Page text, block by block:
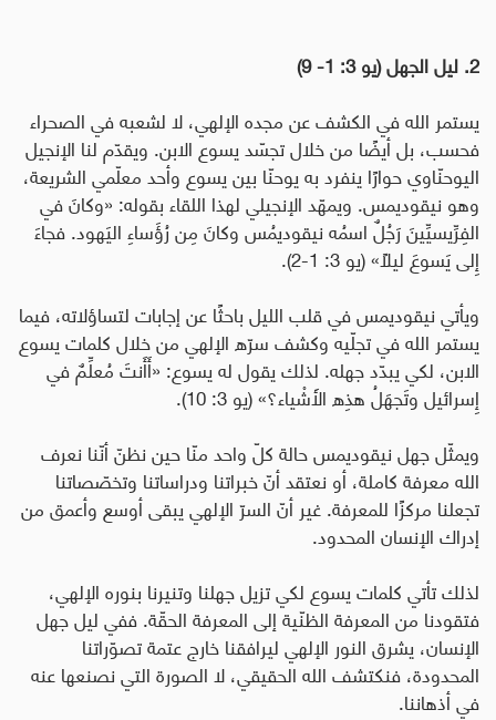
2. ليل الجهل (يو 3: 1- 9)
يستمر الله في الكشف عن مجده الإلهي، لا لشعبه في الصحراء
فحسب، بل أيضًا من خلال تجسّد يسوع الابن. ويقدّم لنا الإنجيل
اليوحنّاوي حوارًا ينفرد به يوحنّا بين يسوع وأحد معلّمي الشريعة،
وهو نيقوديمس. ويمهّد الإنجيلي لهذا اللقاء بقوله: «وكانَ في
الفِرِّيسيِّينَ رَجُلٌ اسمُه نيقوديمُس وكانَ مِن رُؤَساءِ اليَهود. فجاءَ
إِلى يَسوعَ ليلاً» (يو 3: 1-2).
ويأتي نيقوديمس في قلب الليل باحثًا عن إجابات لتساؤلاته، فيما
يستمر الله في تجلّيه وكشف سرّه الإلهي من خلال كلمات يسوع
الابن، لكي يبدّد جهله. لذلك يقول له يسوع: «أَأَنتَ مُعلِّمٌ في
إِسرائيل وتَجهَلُ هذِه الأَشْياء؟» (يو 3: 10).
ويمثّل جهل نيقوديمس حالة كلّ واحد منّا حين نظنّ أنّنا نعرف
الله معرفة كاملة، أو نعتقد أنّ خبراتنا ودراساتنا وتخصّصاتنا
تجعلنا مركزًا للمعرفة. غير أنّ السرّ الإلهي يبقى أوسع وأعمق من
إدراك الإنسان المحدود.
لذلك تأتي كلمات يسوع لكي تزيل جهلنا وتنيرنا بنوره الإلهي،
فتقودنا من المعرفة الظنّية إلى المعرفة الحقّة. ففي ليل جهل
الإنسان، يشرق النور الإلهي ليرافقنا خارج عتمة تصوّراتنا
المحدودة، فنكتشف الله الحقيقي، لا الصورة التي نصنعها عنه
في أذهاننا.